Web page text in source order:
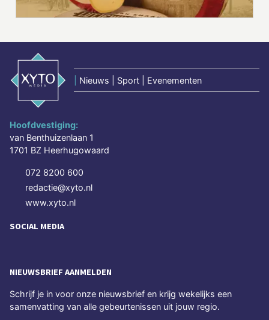
Nieuws | Sport | Evenementen
Hoofdvestiging:
van Benthuizenlaan 1
1701 BZ Heerhugowaard
072 8200 600
redactie@xyto.nl
www.xyto.nl
SOCIAL MEDIA
NIEUWSBRIEF AANMELDEN
Schrijf je in voor onze nieuwsbrief en krijg wekelijks een
samenvatting van alle gebeurtenissen uit jouw regio.